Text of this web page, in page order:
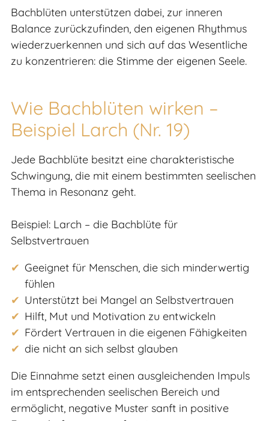
Bachblüten unterstützen dabei, zur inneren
Balance zurückzufinden, den eigenen Rhythmus
wiederzuerkennen und sich auf das Wesentliche
zu konzentrieren: die Stimme der eigenen Seele.
Wie Bachblüten wirken –
Beispiel Larch (Nr. 19)
Jede Bachblüte besitzt eine charakteristische
Schwingung, die mit einem bestimmten seelischen
Thema in Resonanz geht.
Beispiel: Larch – die Bachblüte für
Selbstvertrauen
Geeignet für Menschen, die sich minderwertig
fühlen
Unterstützt bei Mangel an Selbstvertrauen
Hilft, Mut und Motivation zu entwickeln
Fördert Vertrauen in die eigenen Fähigkeiten
die nicht an sich selbst glauben
Die Einnahme setzt einen ausgleichenden Impuls
im entsprechenden seelischen Bereich und
ermöglicht, negative Muster sanft in positive